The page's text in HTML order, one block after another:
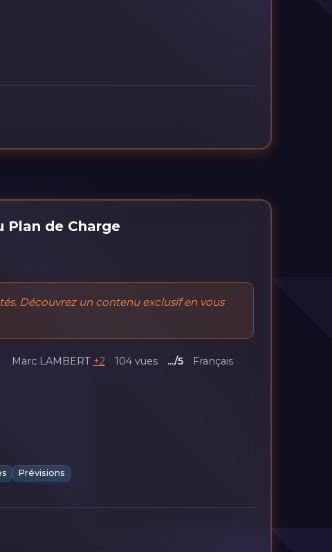
de Charge
Découvrez un contenu exclusif en vous
Marc LAMBERT +2 104 vues .../5 Français
Prévisions